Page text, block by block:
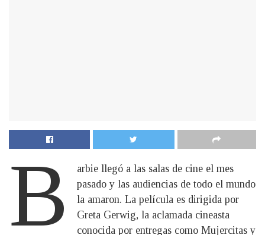
B
arbie llegó a las salas de cine el mes
pasado y las audiencias de todo el mundo
la amaron. La película es dirigida por
Greta Gerwig, la aclamada cineasta
conocida por entregas como Mujercitas y